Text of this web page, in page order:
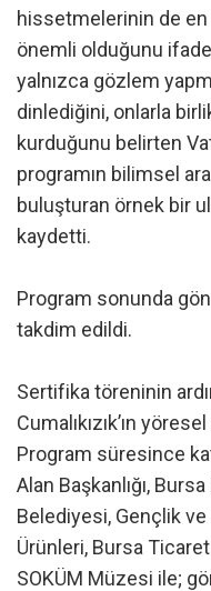
hissetmelerinin de
önemli olduğunu ifade
yalnızca gözlem
dinlediğini, onlarla
kurduğunu belirten
programın bilimsel
buluşturan örnek bir
kaydetti.
Program sonunda
takdim edildi.
Sertifika töreninin
Cumalıkızık’ın
Program süresince
Alan Başkanlığı,
Belediyesi, Gençlik
Ürünleri, Bursa
SOKÜM Müzesi ile;